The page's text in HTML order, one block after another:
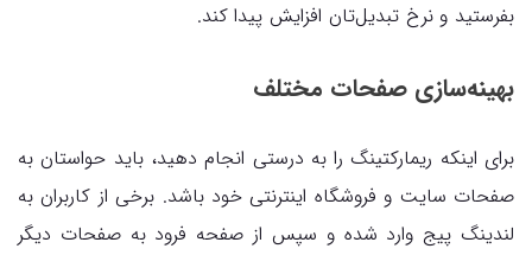
بفرستید و نرخ تبدیل‌تان افزایش پیدا کند.
بهینه‌سازی‌ صفحات مختلف
برای اینکه ریمارکتینگ را به درستی انجام دهید، باید حواستان به
صفحات سایت و فروشگاه اینترنتی خود باشد. برخی از کاربران به
لندینگ پیج وارد شده و سپس از صفحه فرود به صفحات دیگر